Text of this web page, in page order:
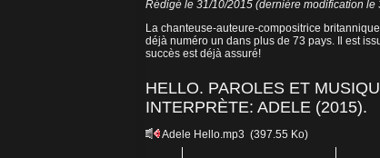
Rédigé le 31/10/2015 (dernière modification le
La chanteuse-auteure-compositrice
déjà numéro un dans plus de 73 pays. Il est
succès est déjà assuré!
HELLO. PAROLES ET
INTERPRÈTE: ADELE (2015).
Adele Hello.mp3 (397.55 Ko)